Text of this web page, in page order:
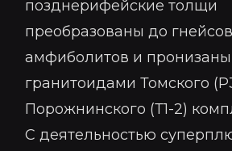
позднерифейские толщи
преобразованы до
амфиболитов и пронизаны
гранитоидами Томского
Порожнинского (Т1-2)
С деятельностью